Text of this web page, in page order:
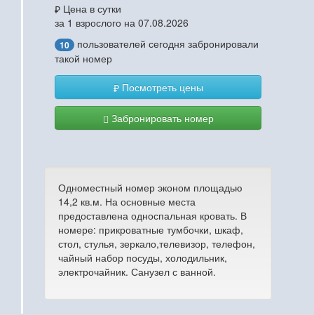
Цена в сутки
за 1 взрослого на 07.08.2026
10
пользователей сегодня забронировали
такой номер
Посмотреть цены
Забронировать номер
Одноместный номер эконом площадью
14,2 кв.м. На основные места
предоставлена односпальная кровать. В
номере: прикроватные тумбочки, шкаф,
стол, стулья, зеркало,телевизор, телефон,
чайный набор посуды, холодильник,
электрочайник. Санузел с ванной.